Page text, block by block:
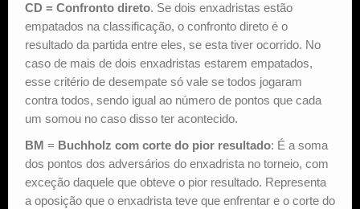
CD = Confronto direto. Se dois enxadristas estão
empatados na classificação, o confronto direto é o
resultado da partida entre eles, se esta tiver ocorrido. No
caso de mais de dois enxadristas estarem empatados,
esse critério de desempate só vale se todos jogaram
contra todos, sendo igual ao número de pontos que cada
um somou no caso disso ter acontecido.
BM = Buchholz com corte do pior resultado: É a soma
dos pontos dos adversários do enxadrista no torneio, com
exceção daquele que obteve o pior resultado. Representa
a oposição que o enxadrista teve que enfrentar e o corte do